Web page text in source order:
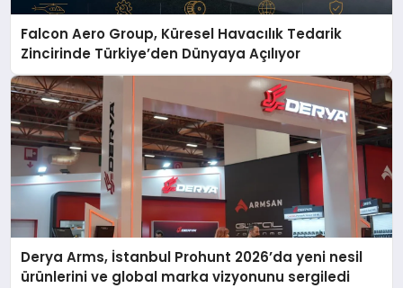
Falcon Aero Group, Küresel Havacılık Tedarik
Zincirinde Türkiye’den Dünyaya Açılıyor
Derya Arms, İstanbul Prohunt 2026’da yeni nesil
ürünlerini ve global marka vizyonunu sergiledi